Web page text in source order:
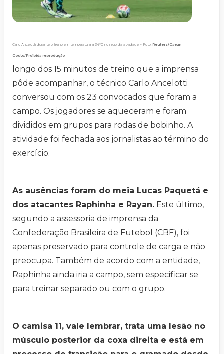
Carlo Ancelotti durante o treino em temperatura a 34ºC no início da atividade – Foto: Reuters/Caean
Couto/Proibida reprodução
longo dos 15 minutos de treino que a imprensa
pôde acompanhar, o técnico Carlo Ancelotti
conversou com os 23 convocados que foram a
campo. Os jogadores se aqueceram e foram
divididos em grupos para rodas de bobinho. A
atividade foi fechada aos jornalistas ao término do
exercício.
As ausências foram do meia Lucas Paquetá e
dos atacantes Raphinha e Rayan. Este último,
segundo a assessoria de imprensa da
Confederação Brasileira de Futebol (CBF), foi
apenas preservado para controle de carga e não
preocupa. Também de acordo com a entidade,
Raphinha ainda iria a campo, sem especificar se
para treinar separado ou com o grupo.
O camisa 11, vale lembrar, trata uma lesão no
músculo posterior da coxa direita e está em